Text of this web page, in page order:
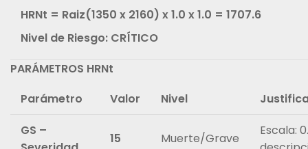
HRNt = Raiz(1350 x 2160) x 1.0 x 1.0 = 1707.6
Nivel de Riesgo: CRÍTICO
PARÁMETROS HRNt
Parámetro
Valor Nivel
GS –
15 Muerte/Grave
Escala: